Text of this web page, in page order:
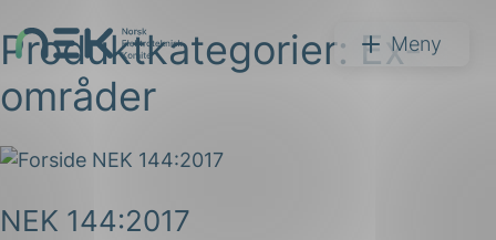
Hopp
til
innhold
NEK Meny
Søk
Produktkategorier: Ex-
områder
NEK 144:2017